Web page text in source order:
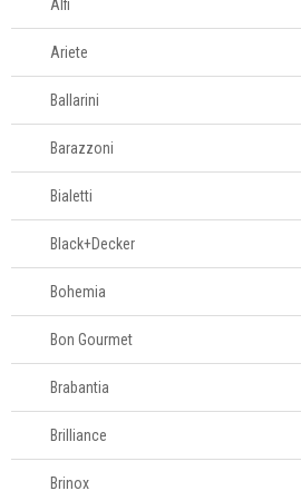
Alfi
Ariete
Ballarini
Barazzoni
Bialetti
Black+Decker
Bohemia
Bon Gourmet
Brabantia
Brilliance
Brinox